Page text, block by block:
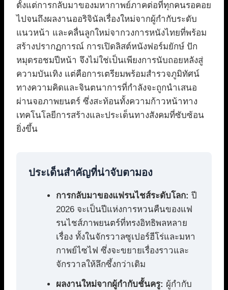
ตั้งแต่การกลับมาของมหากาพย์ภาคต่อที่ทุกคนรอคอย
ไปจนถึงผลงานออริจินัลเรื่องใหม่จากผู้กำกับระดับ
แนวหน้า และคลื่นลูกใหม่จากวงการหนังไทยที่พร้อม
สร้างปรากฏการณ์ การเปิดลิสต์หนังฟอร์มยักษ์ ปัก
หมุดรอชมปีหน้า จึงไม่ใช่เป็นเพียงการนับถอยหลังสู่
ความบันเทิง แต่คือการเตรียมพร้อมสำรวจภูมิทัศน์
ทางความคิดและจินตนาการที่กำลังจะถูกนำเสนอ
ผ่านจอภาพยนตร์ ซึ่งสะท้อนทั้งความก้าวหน้าทาง
เทคโนโลยีการสร้างและประเด็นทางสังคมที่ซับซ้อน
ยิ่งขึ้น
ประเด็นสำคัญที่น่าจับตามอง
การกลับมาของแฟรนไชส์ระดับโลก: ปี
2026 จะเป็นปีแห่งการหวนคืนของแฟ
รนไชส์ภาพยนตร์ที่ทรงอิทธิพลหลาย
เรื่อง ทั้งในจักรวาลซูเปอร์ฮีโร่และมหา
กาพย์ไซไฟ ซึ่งจะขยายเรื่องราวและ
จักรวาลให้ลึกซึ้งกว่าเดิม
ผลงานใหม่จากผู้กำกับชั้นครู: ผู้กำกับ